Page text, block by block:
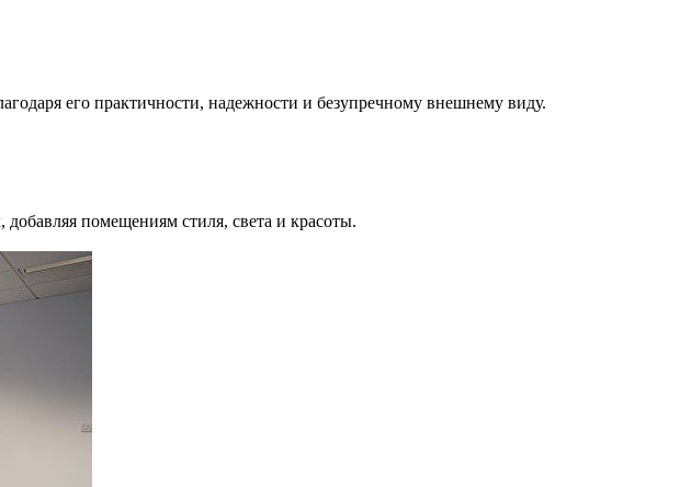
его практичности, надежности и безупречному внешнему виду.
добавляя помещениям стиля, света и красоты.